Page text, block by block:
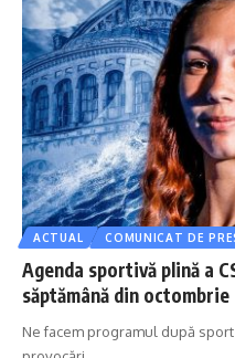
ACTUAL COMUNICAT DE
Agenda sportivă plină a
săptămână din octombrie
Ne facem programul după